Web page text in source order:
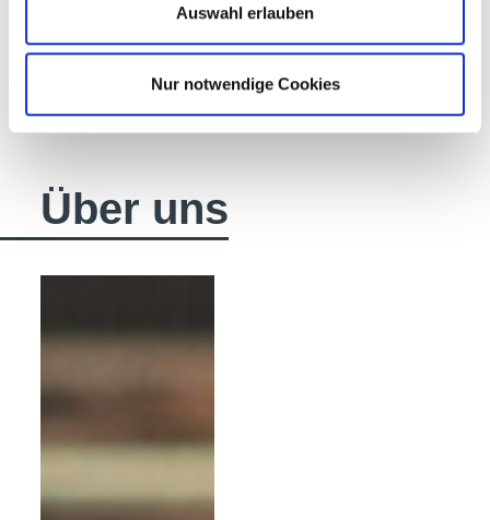
Auswahl erlauben
Nur notwendige Cookies
Über uns